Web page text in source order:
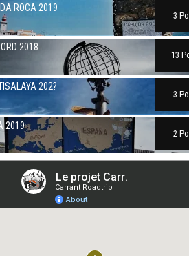
ROCA 2019
3
2018
13
202?
3
2019
2